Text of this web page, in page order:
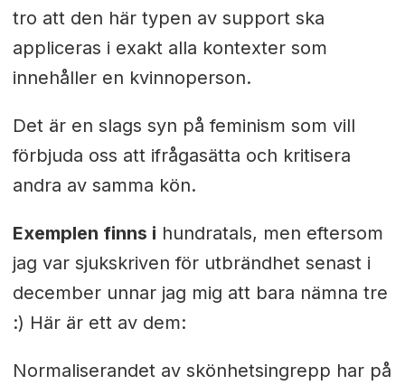
tro att den här typen av support ska
appliceras i exakt alla kontexter som
innehåller en kvinnoperson.
Det är en slags syn på feminism som vill
förbjuda oss att ifrågasätta och kritisera
andra av samma kön.
Exemplen finns i hundratals, men eftersom
jag var sjukskriven för utbrändhet senast i
december unnar jag mig att bara nämna tre
:) Här är ett av dem:
Normaliserandet av skönhetsingrepp har på